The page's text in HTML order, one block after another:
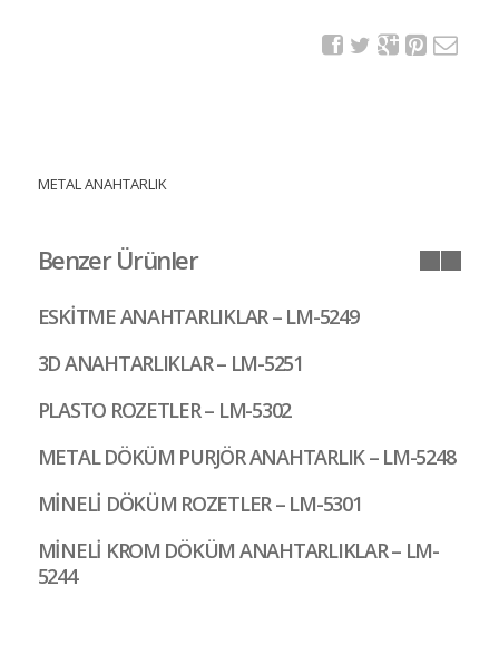
METAL ANAHTARLIK
Benzer Ürünler
ESKİTME ANAHTARLIKLAR – LM-5249
3D ANAHTARLIKLAR – LM-5251
PLASTO ROZETLER – LM-5302
METAL DÖKÜM PURJÖR ANAHTARLIK – LM-5248
MİNELİ DÖKÜM ROZETLER – LM-5301
MİNELİ KROM DÖKÜM ANAHTARLIKLAR – LM-
5244